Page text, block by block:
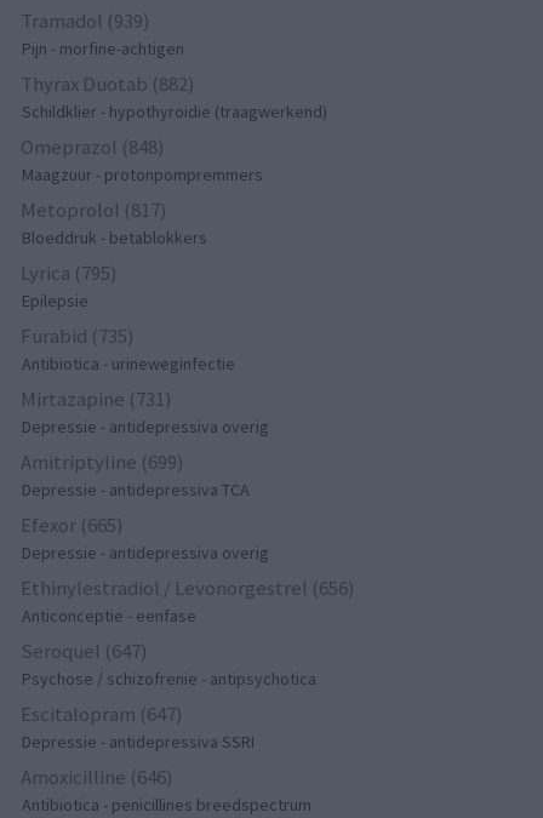
Tramadol (939)
Pijn - morfine-achtigen
Thyrax Duotab (882)
Schildklier - hypothyroidie (traagwerkend)
Omeprazol (848)
Maagzuur - protonpompremmers
Metoprolol (817)
Bloeddruk - betablokkers
Lyrica (795)
Epilepsie
Furabid (735)
Antibiotica - urineweginfectie
Mirtazapine (731)
Depressie - antidepressiva overig
Amitriptyline (699)
Depressie - antidepressiva TCA
Efexor (665)
Depressie - antidepressiva overig
Ethinylestradiol / Levonorgestrel (656)
Anticonceptie - eenfase
Seroquel (647)
Psychose / schizofrenie - antipsychotica
Escitalopram (647)
Depressie - antidepressiva SSRI
Amoxicilline (646)
Antibiotica - penicillines breedspectrum